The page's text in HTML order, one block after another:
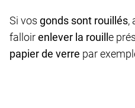
Si vos gonds sont rouillés,
falloirenlever la rouille
papier de verre par